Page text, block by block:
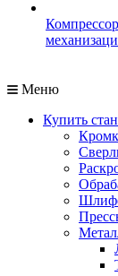
Меню
Купить